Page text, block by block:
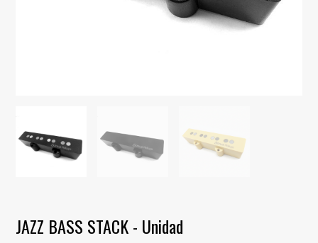
JAZZ BASS STACK - Unidad